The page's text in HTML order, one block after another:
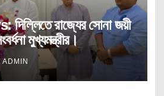
রাজ্যের সোনা জয়ী
মুখ্যমন্ত্রীর।
ADMIN